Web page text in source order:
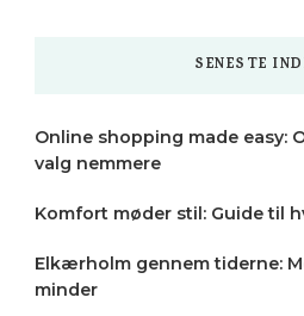
SENESTE
Online shopping made easy:
valg nemmere
Komfort møder stil: Guide til
Elkærholm gennem tiderne:
minder